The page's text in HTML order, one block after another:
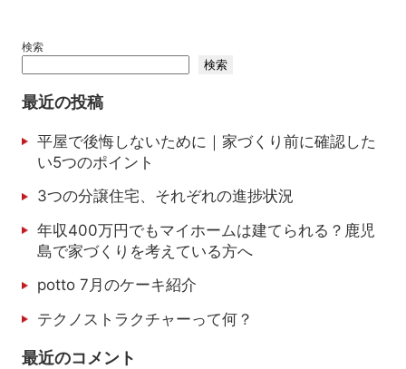
検索
検索
最近の投稿
平屋で後悔しないために｜家づくり前に確認した
い5つのポイント
3つの分譲住宅、それぞれの進捗状況
年収400万円でもマイホームは建てられる？鹿児
島で家づくりを考えている方へ
potto 7月のケーキ紹介
テクノストラクチャーって何？
最近のコメント